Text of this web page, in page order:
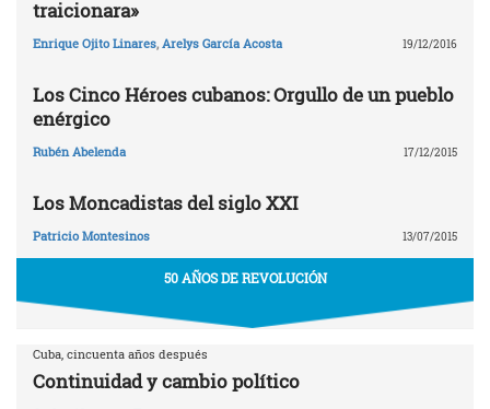
traicionara»
Enrique Ojito Linares, Arelys García Acosta 19/12/2016
Los Cinco Héroes cubanos: Orgullo de un pueblo
enérgico
Rubén Abelenda 17/12/2015
Los Moncadistas del siglo XXI
Patricio Montesinos 13/07/2015
50 AÑOS DE REVOLUCIÓN
Cuba, cincuenta años después
Continuidad y cambio político